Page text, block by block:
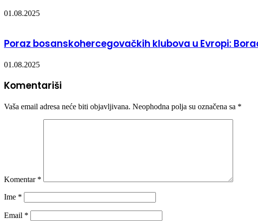
01.08.2025
Poraz bosanskohercegovačkih klubova u Evropi:
01.08.2025
Komentariši
Vaša email adresa neće biti objavljivana. Neophodna polja su označena sa *
Komentar *
Ime *
Email *